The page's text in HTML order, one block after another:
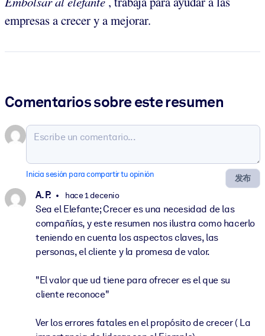
empresas a crecer y a mejorar.
Comentarios sobre este resumen
发布
Inicia sesión para compartir tu opinión
A. P. hace 1 decenio
Sea el Elefante; Crecer es una necesidad de las
compañías, y este resumen nos ilustra como hacerlo
teniendo en cuenta los aspectos claves, las
personas, el cliente y la promesa de valor.
"El valor que ud tiene para ofrecer es el que su
cliente reconoce"
Ver los errores fatales en el propósito de crecer ( La